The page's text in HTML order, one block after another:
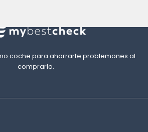
coche para ahorrarte problemones al
comprarlo.